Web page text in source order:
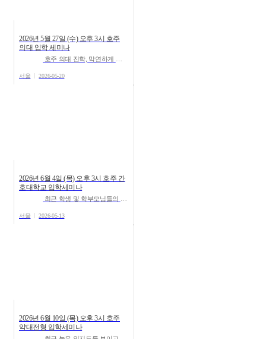
2026년 5월 27일 (수) 오후 3시 호주
의대 입학 세미나
서울 2026-05-20
2026년 6월 4일 (목) 오후 3시 호주 간
호대학교 입학세미나
서울 2026-05-13
2026년 6월 10일 (목) 오후 3시 호주
약대전형 입학세미나